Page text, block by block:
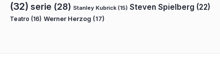
(32) serie (28) Stanley Kubrick (15) Steven Spielberg (22)
Teatro (16) Werner Herzog (17)